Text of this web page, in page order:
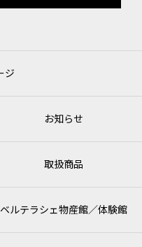
ジ
お知らせ
取扱商品
ベルテラシェ物産館／体験館